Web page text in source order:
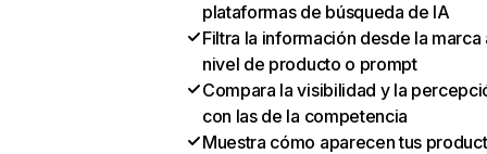
plataformas de búsqueda de IA
Filtra la información desde la marca
nivel de producto o prompt
Compara la visibilidad y la
con las de la competencia
Muestra cómo aparecen tus